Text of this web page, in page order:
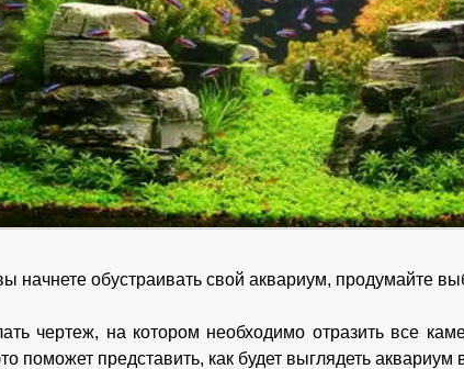
начнете обустраивать свой аквариум, продумайте
чертеж, на котором необходимо отразить все
поможет представить, как будет выглядеть аквариум